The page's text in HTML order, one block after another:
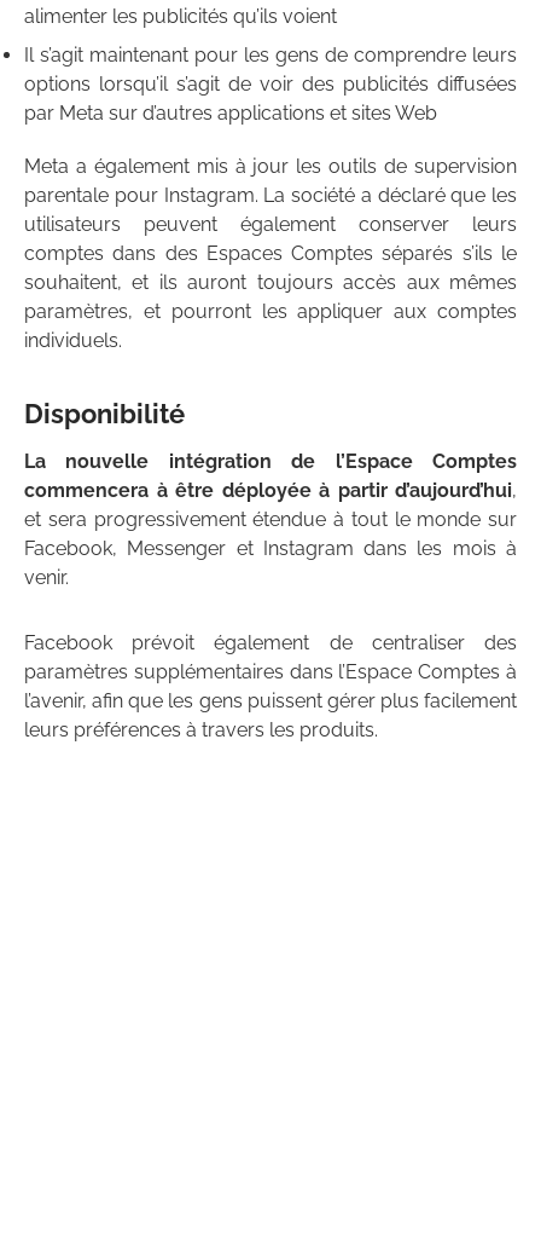
alimenter les publicités qu’ils voient
Il s’agit maintenant pour les gens de comprendre leurs
options lorsqu’il s’agit de voir des publicités diffusées
par Meta sur d’autres applications et sites Web
Meta a également mis à jour les outils de supervision
parentale pour Instagram. La société a déclaré que les
utilisateurs peuvent également conserver leurs
comptes dans des Espaces Comptes séparés s’ils le
souhaitent, et ils auront toujours accès aux mêmes
paramètres, et pourront les appliquer aux comptes
individuels.
Disponibilité
La nouvelle intégration de l’Espace Comptes
commencera à être déployée à partir d’aujourd’hui,
et sera progressivement étendue à tout le monde sur
Facebook, Messenger et Instagram dans les mois à
venir.
Facebook prévoit également de centraliser des
paramètres supplémentaires dans l’Espace Comptes à
l’avenir, afin que les gens puissent gérer plus facilement
leurs préférences à travers les produits.